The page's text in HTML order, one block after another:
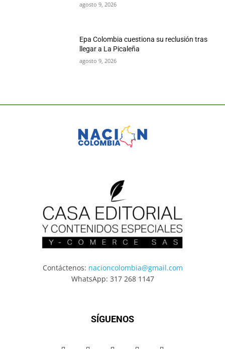
agosto 9, 2026
Epa Colombia cuestiona su reclusión tras
llegar a La Picaleña
agosto 9, 2026
Contáctenos: nacioncolombia@gmail.com
WhatsApp: 317 268 1147
SÍGUENOS